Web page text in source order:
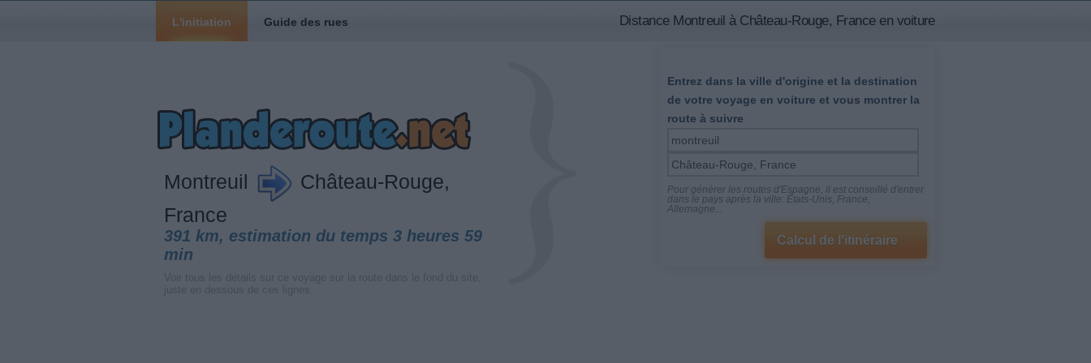
Distance Montreuil à Château-Rouge, France en voiture
L'initiation Guide des rues
Montreuil
Château-Rouge,
France
391 km, estimation du temps 3 heures 59
min
Entrez dans la ville d'origine et la destination
de votre voyage en voiture et vous montrer la
route à suivre
Pour générer les routes d'Espagne, il est conseillé d'entrer
dans le pays après la ville: États-Unis, France,
Allemagne...